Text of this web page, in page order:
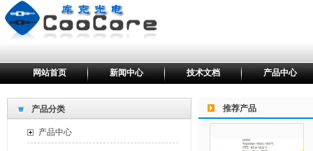
网站首页 新闻中心 技术文档 产品中心
产品分类
产品中心
推荐产品